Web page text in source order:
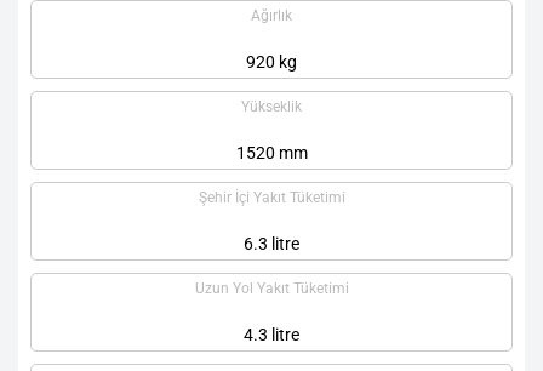
Ağırlık
920 kg
Yükseklik
1520 mm
Şehir İçi Yakıt Tüketimi
6.3 litre
Uzun Yol Yakıt Tüketimi
4.3 litre